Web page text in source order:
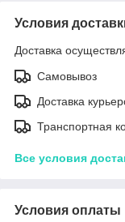
Условия
Доставка
Самовывоз
Доставка
Транспортная
Все условия
Условия оплаты